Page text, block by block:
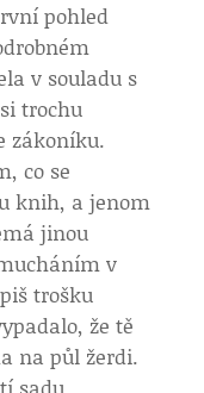
pohled
v souladu s
trochu
zákoníku.
co se
knih, a jenom
jinou
v
trošku
že tě
na půl žerdi.
sadu